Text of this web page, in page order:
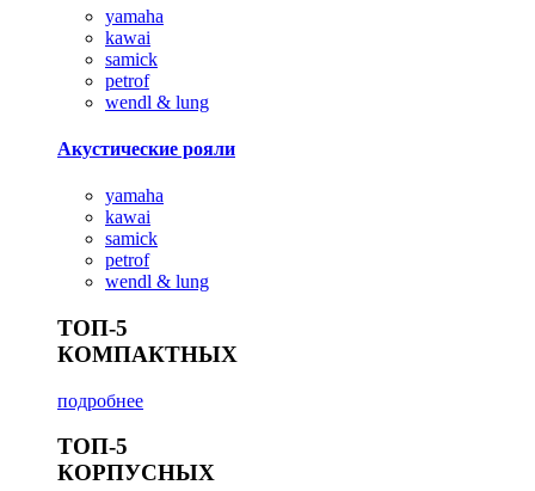
yamaha
kawai
samick
petrof
wendl & lung
Акустические рояли
yamaha
kawai
samick
petrof
wendl & lung
ТОП-5
КОМПАКТНЫХ
подробнее
ТОП-5
КОРПУСНЫХ